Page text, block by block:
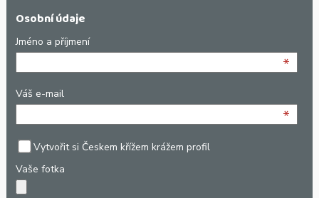
Osobní údaje
Jméno a příjmení
*
Váš e-mail
*
Vytvořit si Českem křížem krážem profil
Vaše fotka